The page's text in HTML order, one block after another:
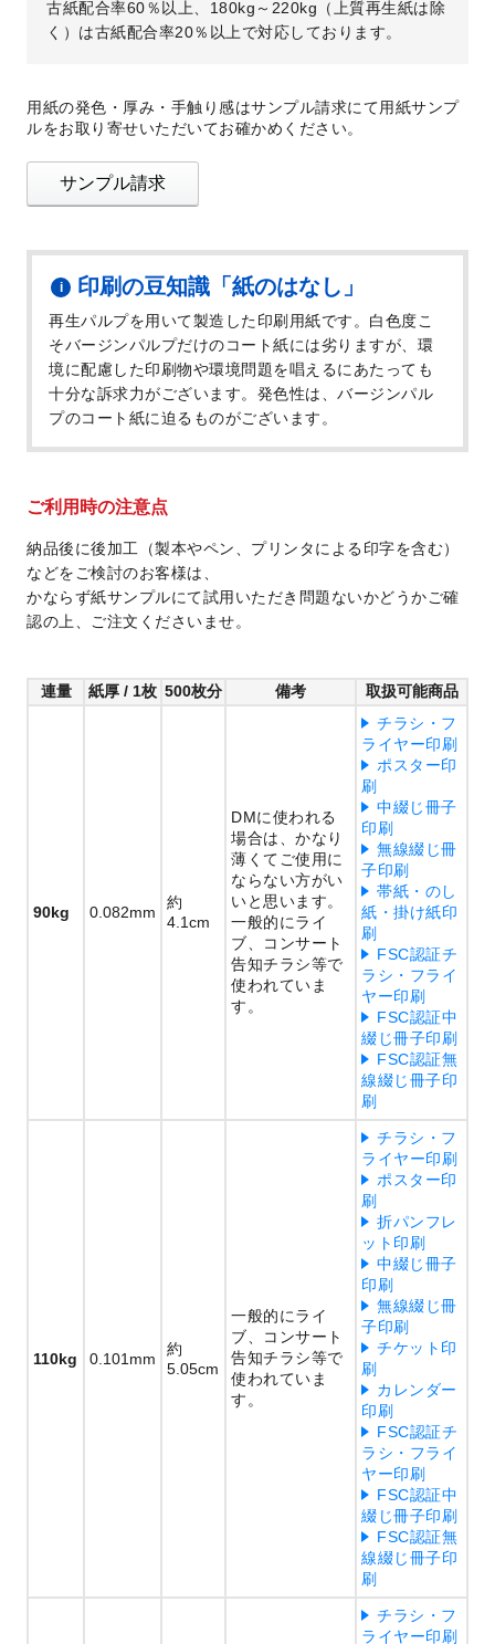
古紙配合率60％以上、180kg～220kg（上質再生紙は除
く）は古紙配合率20％以上で対応しております。
用紙の発色・厚み・手触り感はサンプル請求にて用紙サンプ
ルをお取り寄せいただいてお確かめください。
サンプル請求
印刷の豆知識「紙のはなし」
再生パルプを用いて製造した印刷用紙です。白色度こ
そバージンパルプだけのコート紙には劣りますが、環
境に配慮した印刷物や環境問題を唱えるにあたっても
十分な訴求力がございます。発色性は、バージンパル
プのコート紙に迫るものがございます。
ご利用時の注意点
納品後に後加工（製本やペン、プリンタによる印字を含む）
などをご検討のお客様は、
かならず紙サンプルにて試用いただき問題ないかどうかご確
認の上、ご注文くださいませ。
連量 紙厚 / 1枚 500枚分 備考 取扱可能商品
90kg 0.082mm
約
4.1cm
DMに使われる
場合は、かなり
薄くてご使用に
ならない方がい
いと思います。
一般的にライ
ブ、コンサート
告知チラシ等で
使われていま
す。
チラシ・フ
ライヤー印刷
ポスター印
刷
中綴じ冊子
印刷
無線綴じ冊
子印刷
帯紙・のし
紙・掛け紙印
刷
FSC認証チ
ラシ・フライ
ヤー印刷
FSC認証中
綴じ冊子印刷
FSC認証無
線綴じ冊子印
刷
110kg 0.101mm
約
5.05cm
一般的にライ
ブ、コンサート
告知チラシ等で
使われていま
す。
チラシ・フ
ライヤー印刷
ポスター印
刷
折パンフレ
ット印刷
中綴じ冊子
印刷
無線綴じ冊
子印刷
チケット印
刷
カレンダー
印刷
FSC認証チ
ラシ・フライ
ヤー印刷
FSC認証中
綴じ冊子印刷
FSC認証無
線綴じ冊子印
刷
チラシ・フ
ライヤー印刷